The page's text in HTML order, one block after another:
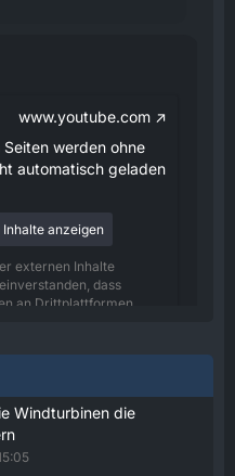
www.youtube.com
werden ohne
automatisch geladen
anzeigen
externen Inhalte
dass
an Drittplattformen
08:25
Windturbinen die